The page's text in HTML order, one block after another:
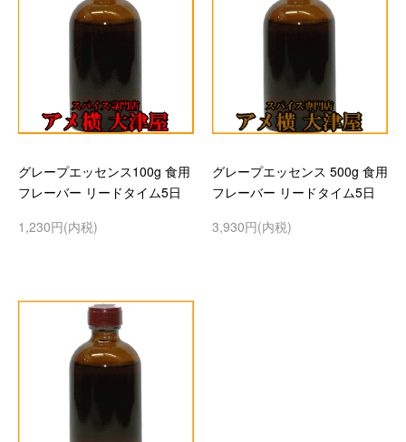
グレープエッセンス100g 食用
フレーバー リードタイム5日
1,230円(内税)
グレープエッセンス 500g 食用
フレーバー リードタイム5日
3,930円(内税)